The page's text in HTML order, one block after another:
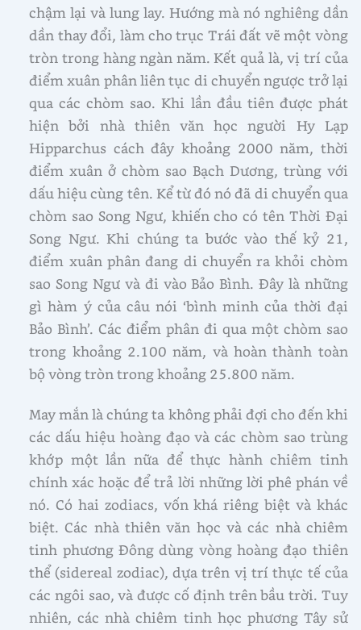
chậm lại và lung lay. Hướng mà nó nghiêng dần
dần thay đổi, làm cho trục Trái đất vẽ một vòng
tròn trong hàng ngàn năm. Kết quả là, vị trí của
điểm xuân phân liên tục di chuyển ngược trở lại
qua các chòm sao. Khi lần đầu tiên được phát
hiện bởi nhà thiên văn học người Hy Lạp
Hipparchus cách đây khoảng 2000 năm, thời
điểm xuân ở chòm sao Bạch Dương, trùng với
dấu hiệu cùng tên. Kể từ đó nó đã di chuyển qua
chòm sao Song Ngư, khiến cho có tên Thời Đại
Song Ngư. Khi chúng ta bước vào thế kỷ 21,
điểm xuân phân đang di chuyển ra khỏi chòm
sao Song Ngư và đi vào Bảo Bình. Đây là những
gì hàm ý của câu nói ‘bình minh của thời đại
Bảo Bình’. Các điểm phân đi qua một chòm sao
trong khoảng 2.100 năm, và hoàn thành toàn
bộ vòng tròn trong khoảng 25.800 năm.
May mắn là chúng ta không phải đợi cho đến khi
các dấu hiệu hoàng đạo và các chòm sao trùng
khớp một lần nữa để thực hành chiêm tinh
chính xác hoặc để trả lời những lời phê phán về
nó. Có hai zodiacs, vốn khá riêng biệt và khác
biệt. Các nhà thiên văn học và các nhà chiêm
tinh phương Đông dùng vòng hoàng đạo thiên
thể (sidereal zodiac), dựa trên vị trí thực tế của
các ngôi sao, và được cố định trên bầu trời. Tuy
nhiên, các nhà chiêm tinh học phương Tây sử